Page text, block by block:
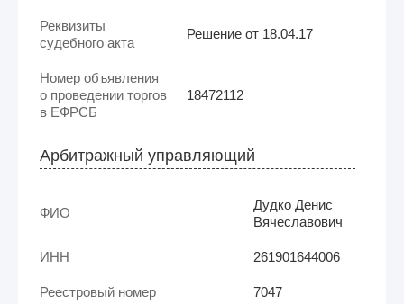
Реквизиты
судебного акта
Решение от 18.04.17
Номер объявления
о проведении торгов
в ЕФРСБ
18472112
Арбитражный управляющий
ФИО
Дудко Денис
Вячеславович
ИНН 261901644006
Реестровый номер 7047